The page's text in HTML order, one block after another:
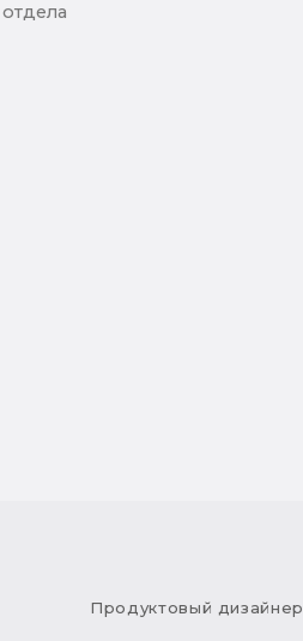
Продуктовый дизайнер